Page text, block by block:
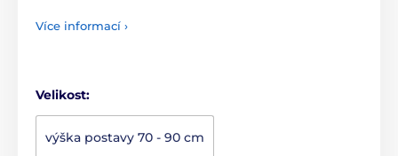
Více informací ›
Velikost:
výška postavy 70 - 90 cm